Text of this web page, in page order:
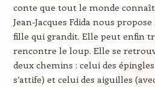
conte que tout le monde
Jean-Jacques Fdida nous
fille qui grandit. Elle peut enfin
rencontre le loup. Elle se
deux chemins : celui des
s’attife) et celui des aiguilles